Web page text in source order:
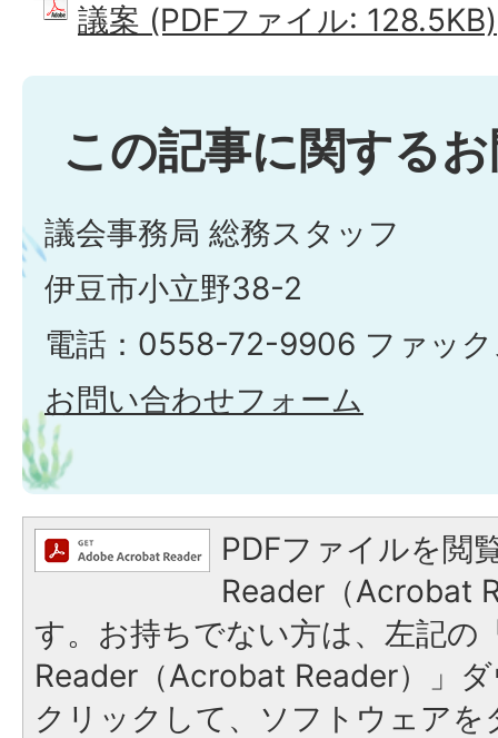
議案 (PDFファイル: 128.5KB)
この記事に関する
議会事務局 総務スタッフ
伊豆市小立野38-2
電話：0558-72-9906 ファッ
お問い合わせフォーム
PDFファイルを閲
Reader（Acrobat
す。お持ちでない方は、左記の
Reader（Acrobat Reader）」
クリックして、ソフトウェア